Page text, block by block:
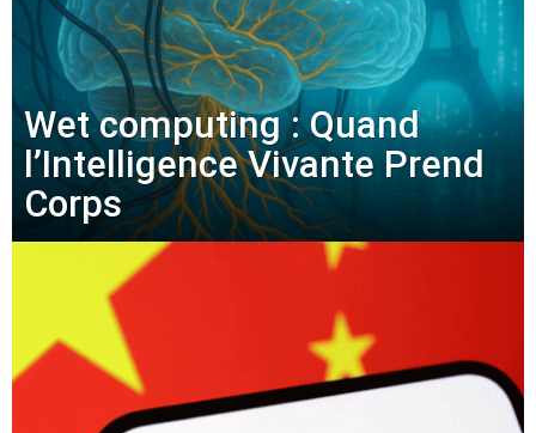
Wet computing : Quand
l’Intelligence Vivante Prend
Corps